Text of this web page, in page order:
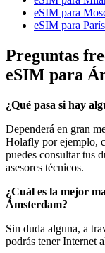
eSIM para
eSIM para París
Preguntas
eSIM para
¿Qué pasa si hay
Dependerá en gran
Holafly por ejemplo,
puedes consultar tus
asesores técnicos.
¿Cuál es la mejor
Ámsterdam?
Sin duda alguna, a
podrás tener Internet